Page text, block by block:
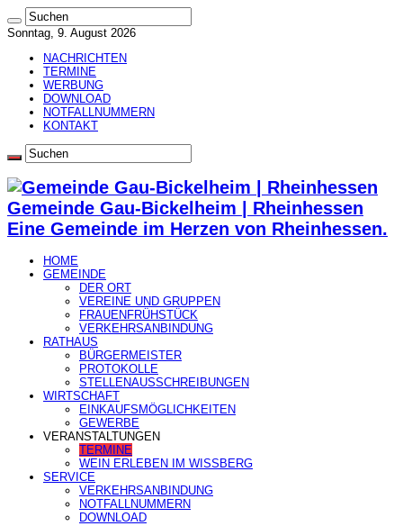
Sonntag, 9. August 2026
NACHRICHTEN
TERMINE
WERBUNG
DOWNLOAD
NOTFALLNUMMERN
KONTAKT
Gemeinde Gau-Bickelheim | Rheinhessen
Eine Gemeinde im Herzen von Rheinhessen.
HOME
GEMEINDE
DER ORT
VEREINE UND GRUPPEN
FRAUENFRÜHSTÜCK
VERKEHRSANBINDUNG
RATHAUS
BÜRGERMEISTER
PROTOKOLLE
STELLENAUSSCHREIBUNGEN
WIRTSCHAFT
EINKAUFSMÖGLICHKEITEN
GEWERBE
VERANSTALTUNGEN
TERMINE
WEIN ERLEBEN IM WISSBERG
SERVICE
VERKEHRSANBINDUNG
NOTFALLNUMMERN
DOWNLOAD